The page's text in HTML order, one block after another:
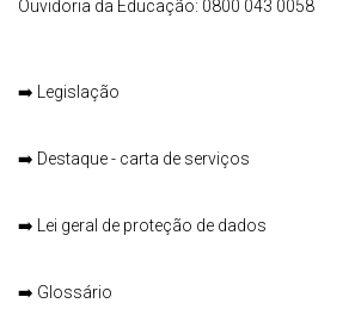
Ouvidoria da Educação: 0800 043 0058
➡️ Legislação
➡️ Destaque - carta de serviços
➡️ Lei geral de proteção de dados
➡️ Glossário